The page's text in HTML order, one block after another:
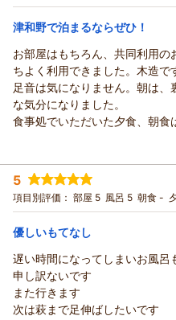
朝・夕
宿泊価格帯： 8,001～9,000円(大人一
津和野で泊まるならぜひ！
お部屋はもちろん、共同利用
ちよく利用できました。木造
足音は気になりません。朝は
な気分になりました。
食事処でいただいた夕食、朝食
帰りは、おかみさんが玄関先
くれました。楽しい津和野の
ぜひ！
宿泊時期： 2026年05月宿泊 (家族旅
投稿者： さくらさん
宿泊プラン： 【いわみ★旅】【2食付
朝・夕
宿泊価格帯： 7,001～8,000円(大人一
5
項目別評価： 部屋 5 風呂 5 朝食 -
優しいもてなし
遅い時間になってしまいお風呂
申し訳ないです
また行きます
次は萩まで足伸ばしたいです